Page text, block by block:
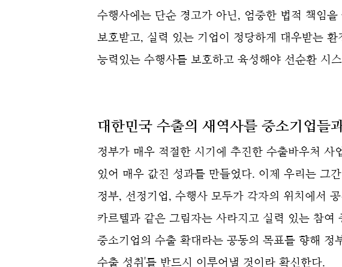
수행사에는 단순 경고가 아닌, 엄중한 법적 책임
보호받고, 실력 있는 기업이 정당하게 대우받는
능력있는 수행사를 보호하고 육성해야 선순환 시
대한민국 수출의 새역사를 중소기업들
정부가 매우 적절한 시기에 추진한 수출바우처 사
있어 매우 값진 성과를 만들었다. 이제 우리는 그
정부, 선정기업, 수행사 모두가 각자의 위치에서
카르텔과 같은 그림자는 사라지고 실력 있는 참
중소기업의 수출 확대라는 공동의 목표를 향해
수출 성취'를 반드시 이루어낼 것이라 확신한다.